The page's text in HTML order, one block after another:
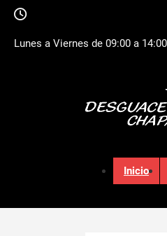
Lunes a Viernes de 09:00 a
Inicio